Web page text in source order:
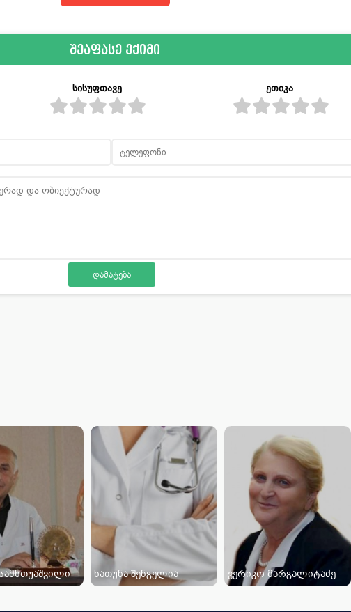
შეაფასე ექიმი
სისუფთავე ეთიკა
ხათუნა შენგელია ვერიკო მარგალიტაძე